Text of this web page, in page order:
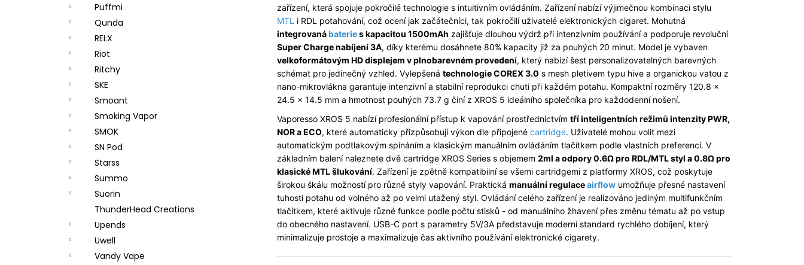
Puffmi
Qunda
RELX
Riot
Ritchy
SKE
Smoant
Smoking Vapor
SMOK
SN Pod
Starss
Summo
Suorin
ThunderHead Creations
Upends
Uwell
Vandy Vape
zařízení, která spojuje pokročilé technologie s intuitivním ovládáním. Zařízení nabízí výjimečnou kombinaci stylu
MTL i RDL potahování, což ocení jak začátečníci, tak pokročilí uživatelé elektronických cigaret. Mohutná
integrovanábateries kapacitou 1500mAh zajišťuje dlouhou výdrž při intenzivním používání a podporuje revoluční
Super Charge nabíjení 3A, díky kterému dosáhnete 80% kapacity již za pouhých 20 minut. Model je vybaven
velkoformátovým HD displejem v plnobarevném provedení, který nabízí šest personalizovatelných barevných
schémat pro jedinečný vzhled. Vylepšená technologie COREX 3.0 s mesh pletivem typu hive a organickou vatou z
nano-mikrovlákna garantuje intenzivní a stabilní reprodukci chuti při každém potahu. Kompaktní rozměry 120.8 x
24.5 x 14.5 mm a hmotnost pouhých 73.7 g činí z XROS 5 ideálního společníka pro každodenní nošení.
Vaporesso XROS 5 nabízí profesionální přístup k vapování prostřednictvím tří inteligentních režimů intenzity PWR,
NOR a ECO, které automaticky přizpůsobují výkon dle připojené cartridge. Uživatelé mohou volit mezi
automatickým podtlakovým spínáním a klasickým manuálním ovládáním tlačítkem podle vlastních preferencí. V
základním balení naleznete dvě cartridge XROS Series s objemem 2ml a odpory 0.6Ω pro RDL/MTL styl a 0.8Ω pro
klasické MTL šlukování. Zařízení je zpětně kompatibilní se všemi cartridgemi z platformy XROS, což poskytuje
širokou škálu možností pro různé styly vapování. Praktická manuální regulaceairflow umožňuje přesné nastavení
tuhosti potahu od volného až po velmi utažený styl. Ovládání celého zařízení je realizováno jediným multifunkčním
tlačítkem, které aktivuje různé funkce podle počtu stisků - od manuálního žhavení přes změnu tématu až po vstup
do obecného nastavení. USB-C port s parametry 5V/3A představuje moderní standard rychlého dobíjení, který
minimalizuje prostoje a maximalizuje čas aktivního používání elektronické cigarety.